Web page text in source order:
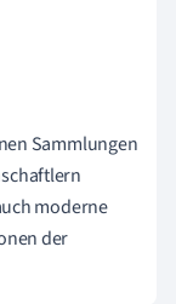
Sammlungen
moderne
der